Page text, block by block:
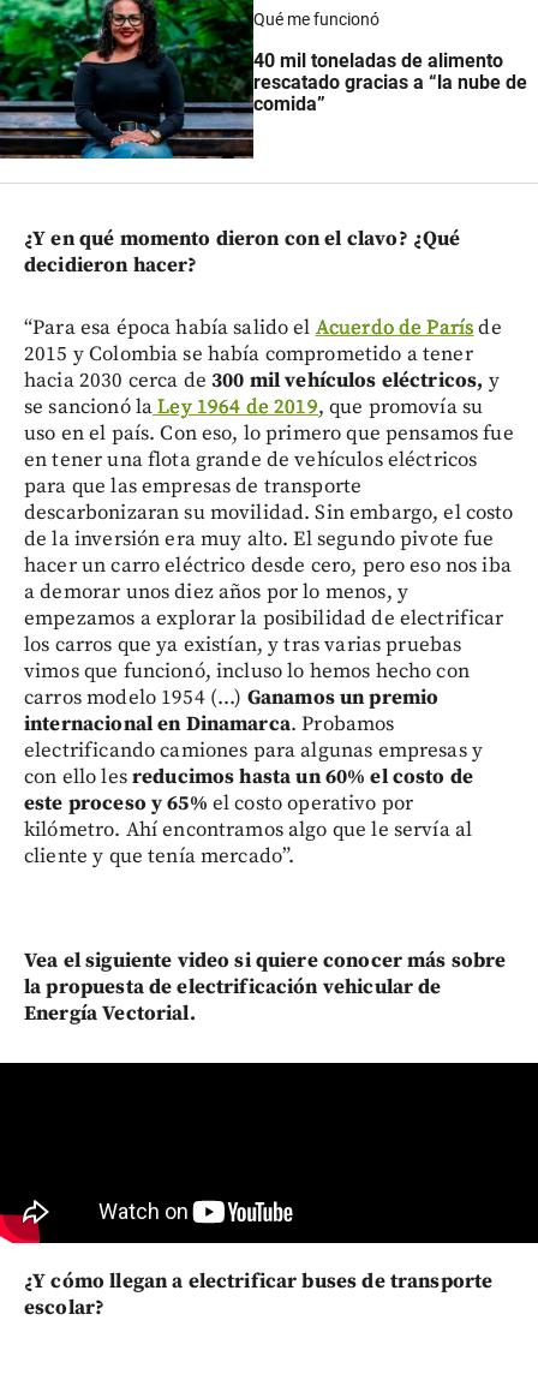
Qué me funcionó
40 mil toneladas de alimento
rescatado gracias a “la nube de
comida”
¿Y en qué momento dieron con el clavo? ¿Qué
decidieron hacer?
“Para esa época había salido elAcuerdo de Parísde
2015 y Colombia se había comprometido a tener
hacia 2030 cerca de 300 mil vehículos eléctricos, y
se sancionó laLey 1964 de 2019, que promovía su
uso en el país. Con eso, lo primero que pensamos fue
en tener una flota grande de vehículos eléctricos
para que las empresas de transporte
descarbonizaran su movilidad. Sin embargo, el costo
de la inversión era muy alto. El segundo pivote fue
hacer un carro eléctrico desde cero, pero eso nos iba
a demorar unos diez años por lo menos, y
empezamos a explorar la posibilidad de electrificar
los carros que ya existían, y tras varias pruebas
vimos que funcionó, incluso lo hemos hecho con
carros modelo 1954 (...) Ganamos un premio
internacional en Dinamarca. Probamos
electrificando camiones para algunas empresas y
con ello lesreducimos hasta un 60% el costo de
este proceso y 65% el costo operativo por
kilómetro. Ahí encontramos algo que le servía al
cliente y que tenía mercado”.
Vea el siguiente video si quiere conocer más sobre
la propuesta de electrificación vehicular de
Energía Vectorial.
¿Y cómo llegan a electrificar buses de transporte
escolar?